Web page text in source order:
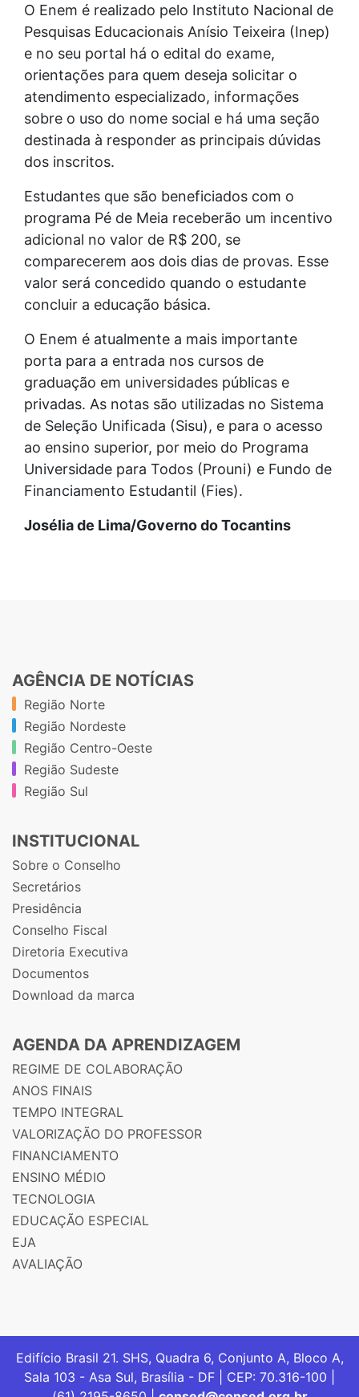
O Enem é realizado pelo Instituto Nacional de
Pesquisas Educacionais Anísio Teixeira (Inep)
e no seu portal há o edital do exame,
orientações para quem deseja solicitar o
atendimento especializado, informações
sobre o uso do nome social e há uma seção
destinada à responder as principais dúvidas
dos inscritos.
Estudantes que são beneficiados com o
programa Pé de Meia receberão um incentivo
adicional no valor de R$ 200, se
comparecerem aos dois dias de provas. Esse
valor será concedido quando o estudante
concluir a educação básica.
O Enem é atualmente a mais importante
porta para a entrada nos cursos de
graduação em universidades públicas e
privadas. As notas são utilizadas no Sistema
de Seleção Unificada (Sisu), e para o acesso
ao ensino superior, por meio do Programa
Universidade para Todos (Prouni) e Fundo de
Financiamento Estudantil (Fies).
Josélia de Lima/Governo do Tocantins
AGÊNCIA DE NOTÍCIAS
Região Norte
Região Nordeste
Região Centro-Oeste
Região Sudeste
Região Sul
INSTITUCIONAL
Sobre o Conselho
Secretários
Presidência
Conselho Fiscal
Diretoria Executiva
Documentos
Download da marca
AGENDA DA APRENDIZAGEM
REGIME DE COLABORAÇÃO
ANOS FINAIS
TEMPO INTEGRAL
VALORIZAÇÃO DO PROFESSOR
FINANCIAMENTO
ENSINO MÉDIO
TECNOLOGIA
EDUCAÇÃO ESPECIAL
EJA
AVALIAÇÃO
Edifício Brasil 21. SHS, Quadra 6, Conjunto A, Bloco A,
Sala 103 - Asa Sul, Brasília - DF | CEP: 70.316-100 |